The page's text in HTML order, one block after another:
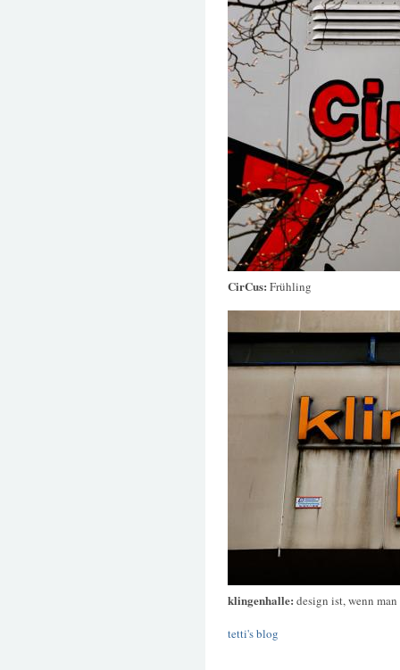
CirCus: Frühling
klingenhalle: design ist, wenn
tetti's blog